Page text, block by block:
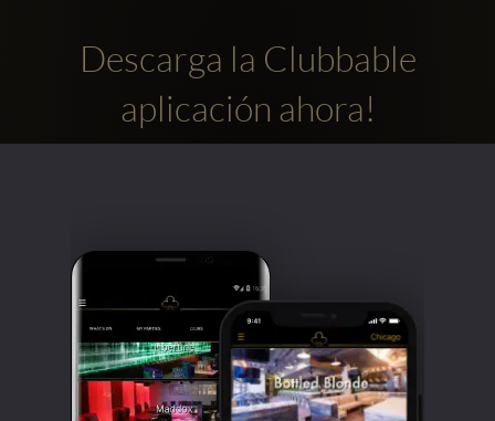
sociales:
Descarga la Clubbable
aplicación ahora!